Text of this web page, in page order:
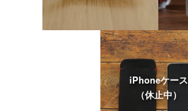
iPhoneケース
（休止中）